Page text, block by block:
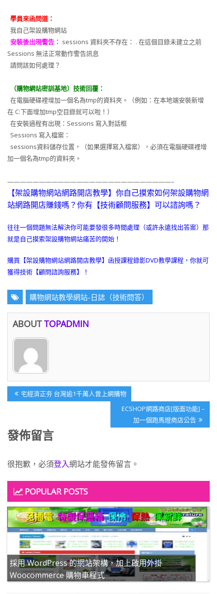
學員來函問道：
我自己架設購物網站
安裝後出現警告： sessions 資料夾不存在： . 在這個目錄未建立之前
Sessions 無法正常動作警告訊息
請問該如何處理？
（購物網站密訓基地）技術回覆：
在電腦硬碟裡增加一個名為tmp的資料夾。（例如：在本地端安裝新增
在 C:下面增加tmp空目錄就可以啦！）
在安裝過程有出現：Sessions 寫入對話框
Sessions 寫入檔案：
sessions資料儲存位置，（如果選擇寫入檔案），必須在電腦硬碟裡增
加一個名為tmp的資料夾。
——————————————————————————–
【架設購物網站網路開店教學】你自己摸索如何架設購物網
站網路開店賺錢嗎？你有【技術顧問服務】可以諮詢嗎？
往往一個問題無法解決你可能要發很多時間處理（或許永遠找出答案）那
就是自己摸索架設購物網站痛苦的開始！
購買【架設購物網站網路開店教學】函授課程錄影DVD教學課程，你就可
獲得技術【顧問諮詢服務】！
購物網站教學網站-日誌（技術問答）
ABOUT TOPADMIN
文
章
覽
Previous
Post:
宅經濟正夯 台灣逾1千萬人曾上網購物
Next
Post:
ECSHOP網路商店[版面功能] –
加一個跑馬燈商店公告
發佈留言
很抱歉，必須登入網站才能發佈留言。
POPULAR POSTS
採用 WordPress 的網站架構，加上啟用外掛
Woocommerce 購物車程式